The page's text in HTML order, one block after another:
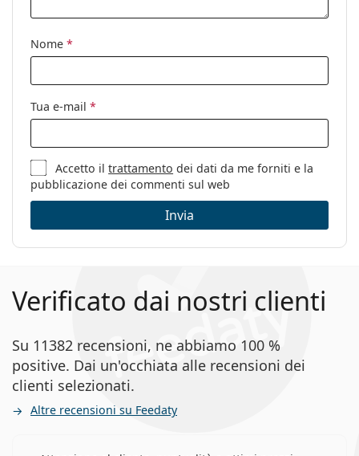
tantissimi modelli dei migliori marchi.
Utilizzo:
Sport
Sport:
Nome *
Tua e-mail *
Accetto iltrattamento dei dati da me forniti e la
pubblicazione dei commenti sul web
Invia
Verificato dai nostri clienti
Su 11382 recensioni, ne abbiamo 100 %
positive. Dai un'occhiata alle recensioni dei
clienti selezionati.
Altre recensioni su Feedaty